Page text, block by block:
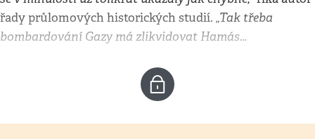
řady průlomových historických studií. „Tak třeba
bombardování Gazy má zlikvidovat Hamás…